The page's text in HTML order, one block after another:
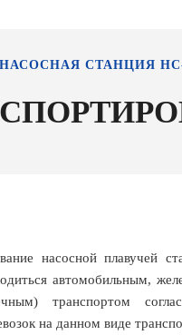
СТАНЦИЯ
насосной плавучей
автомобильным,
транспортом
на данном виде